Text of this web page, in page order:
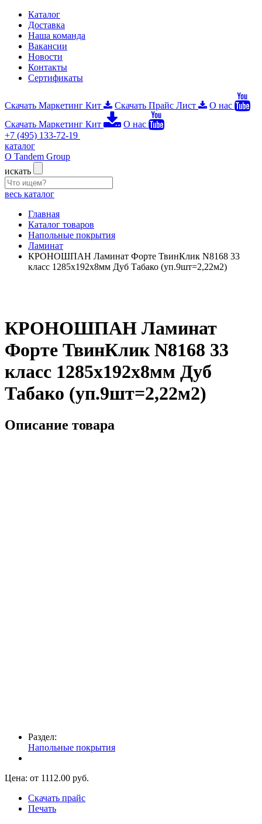
Каталог
Доставка
Наша команда
Вакансии
Новости
Контакты
Сертификаты
Скачать Маркетинг Кит Скачать Прайс Лист
О нас
Скачать Маркетинг Кит
О нас
+7 (495) 133-72-19
каталог
О Tandem Group
искать
весь каталог
Главная
Каталог товаров
Напольные покрытия
Ламинат
КРОНОШПАН Ламинат Форте ТвинКлик N8168 33
класс 1285х192х8мм Дуб Табако (уп.9шт=2,22м2)
КРОНОШПАН Ламинат
Форте ТвинКлик N8168 33
класс 1285х192х8мм Дуб
Табако (уп.9шт=2,22м2)
Описание товара
Раздел:
Напольные покрытия
Цена: от 1112.00 руб.
Скачать прайс
Печать